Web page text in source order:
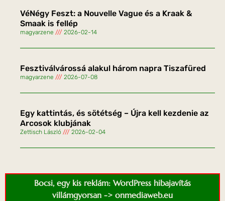
VéNégy Feszt: a Nouvelle Vague és a Kraak &
Smaak is fellép
magyarzene 2026-02-14
Fesztiválvárossá alakul három napra Tiszafüred
magyarzene 2026-07-08
Egy kattintás, és sötétség – Újra kell kezdenie az
Arcosok klubjának
Zettisch László 2026-02-04
Bocsi, egy kis reklám: WordPress hibajavítás
villámgyorsan -> onmediaweb.eu